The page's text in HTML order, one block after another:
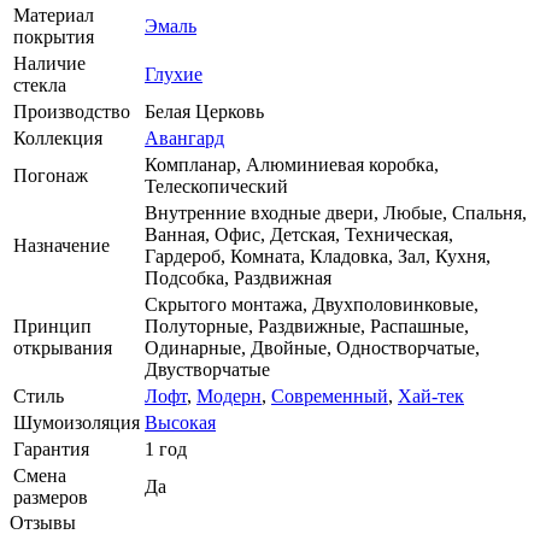
Материал
покрытия
Эмаль
Наличие
стекла
Глухие
Производство
Белая Церковь
Коллекция
Авангард
Погонаж
Компланар, Алюминиевая коробка,
Телескопический
Назначение
Внутренние входные двери, Любые, Спальня,
Ванная, Офис, Детская, Техническая,
Гардероб, Комната, Кладовка, Зал, Кухня,
Подсобка, Раздвижная
Принцип
открывания
Скрытого монтажа, Двухполовинковые,
Полуторные, Раздвижные, Распашные,
Одинарные, Двойные, Одностворчатые,
Двустворчатые
Стиль
Лофт, Модерн, Современный, Хай-тек
Шумоизоляция Высокая
Гарантия
1 год
Смена
размеров
Да
Отзывы